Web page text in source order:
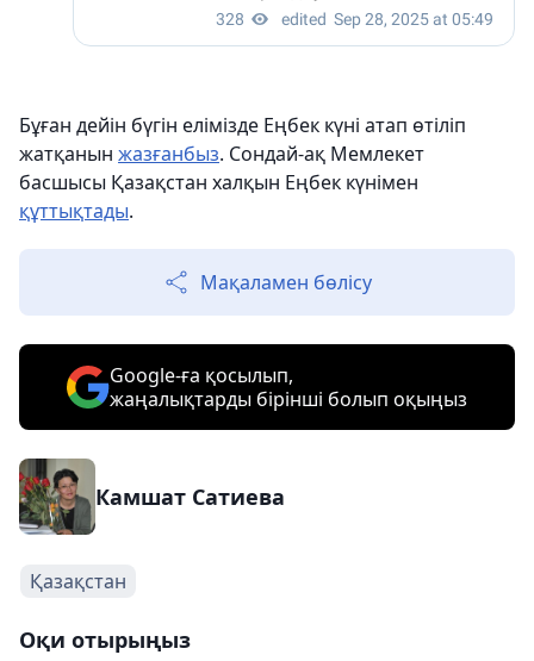
Бұған дейін бүгін елімізде Еңбек күні атап өтіліп
жатқанын жазғанбыз. Сондай-ақ Мемлекет
басшысы Қазақстан халқын Еңбек күнімен
құттықтады.
Мақаламен бөлісу
Google-ға қосылып,
жаңалықтарды бірінші болып оқыңыз
Камшат Сатиева
Қазақстан
Оқи отырыңыз